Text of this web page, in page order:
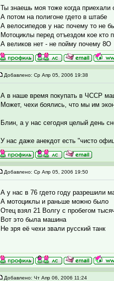
Ты знаешь моя тоже когда приехали
А потом на полигоне гдето в штабе
А велосипедов у нас почему то не
Мотоциклы перед отъездом кое кто
А великов нет - не пойму почему 8O
Добавлено: Ср Апр 05, 2006 19:38
А в наше время покупать в ЧССР
Может, чехи боялись, что мы им
Блин, а у нас сегодня целый день
У нас даже анекдот есть "чисто
Добавлено: Ср Апр 05, 2006 19:50
А у нас в 76 гдето году разрешили
А мотоциклы и раньше можно было
Отец взял 21 Волгу с пробегом
Вот это была машина
Не зря её чехи звали русский танк
Добавлено: Чт Апр 06, 2006 11:24